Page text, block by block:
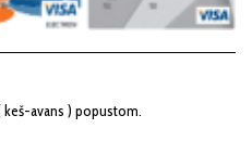
avans ) popustom.